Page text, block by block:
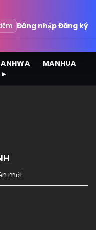
Đăng nhậpĐăng ký
MANHUA
▸
mới